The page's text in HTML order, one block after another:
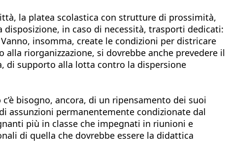
la platea scolastica con strutture di prossimità,
in caso di necessità, trasporti dedicati:
insomma, create le condizioni per districare
riorganizzazione, si dovrebbe anche prevedere il
di supporto alla lotta contro la dispersione
bisogno, ancora, di un ripensamento dei suoi
assunzioni permanentemente condizionate dal
più in classe che impegnati in riunioni e
di quella che dovrebbe essere la didattica